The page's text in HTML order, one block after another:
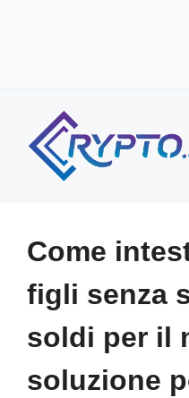
contenuto
Come
figli senza
soldi per il
soluzione